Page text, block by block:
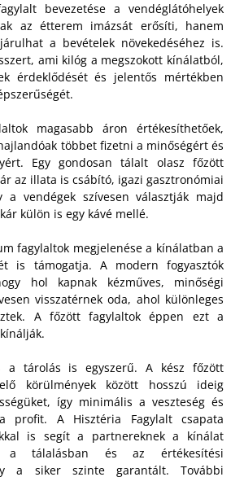
bevezetése a vendéglátóhelyek
az étterem imázsát erősíti, hanem
a bevételek növekedéséhez is.
ami kilóg a megszokott kínálatból,
érdeklődését és jelentős mértékben
magasabb áron értékesíthetőek,
többet fizetni a minőségért és
Egy gondosan tálalt olasz főzött
az illata is csábító, igazi gasztronómiai
a vendégek szívesen választják majd
külön is egy kávé mellé.
fagylaltok megjelenése a kínálatban a
is támogatja. A modern fogyasztók
hol kapnak kézműves, minőségi
visszatérnek oda, ahol különleges
A főzött fagylaltok éppen ezt a
a tárolás is egyszerű. A kész főzött
körülmények között hosszú ideig
így minimális a veszteség és
profit. A Hisztéria Fagylalt csapata
is segít a partnereknek a kínálat
a tálalásban és az értékesítési
a siker szinte garantált. További